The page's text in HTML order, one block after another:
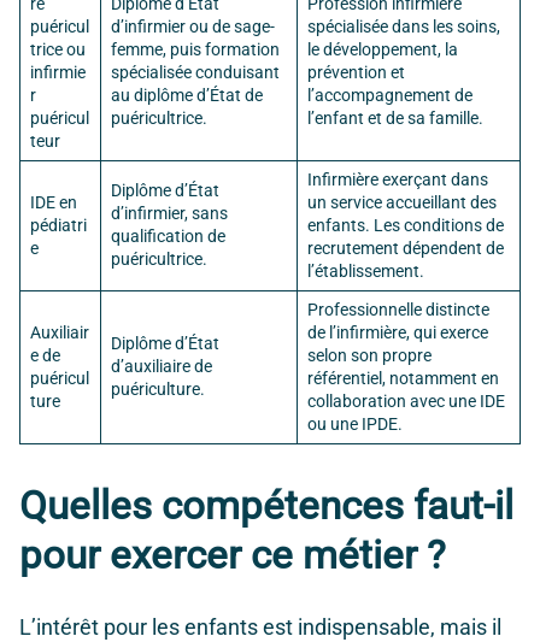
re
puéricul
trice ou
infirmie
r
puéricul
teur
Diplôme d’État
d’infirmier ou de sage-
femme, puis formation
spécialisée conduisant
au diplôme d’État de
puéricultrice.
Profession infirmière
spécialisée dans les soins,
le développement, la
prévention et
l’accompagnement de
l’enfant et de sa famille.
IDE en
pédiatri
e
Diplôme d’État
d’infirmier, sans
qualification de
puéricultrice.
Infirmière exerçant dans
un service accueillant des
enfants. Les conditions de
recrutement dépendent de
l’établissement.
Auxiliair
e de
puéricul
ture
Diplôme d’État
d’auxiliaire de
puériculture.
Professionnelle distincte
de l’infirmière, qui exerce
selon son propre
référentiel, notamment en
collaboration avec une IDE
ou une IPDE.
Quelles compétences faut-il
pour exercer ce métier ?
L’intérêt pour les enfants est indispensable, mais il